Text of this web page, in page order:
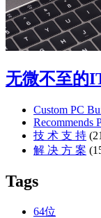
无微不至的
Custom PC
Recommends
技 术 支 持
解 决 方 案
Tags
64位